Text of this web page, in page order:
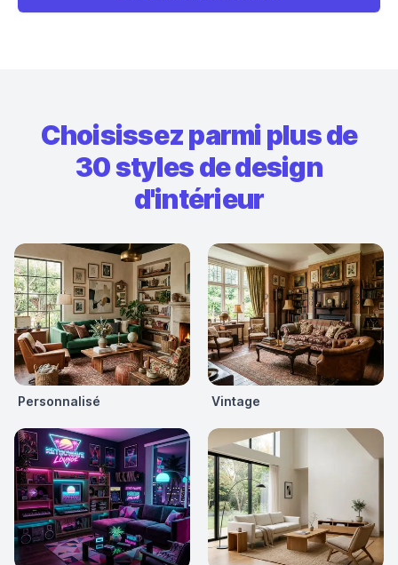
Choisissez parmi plus de
30 styles de design
d'intérieur
Personnalisé Vintage